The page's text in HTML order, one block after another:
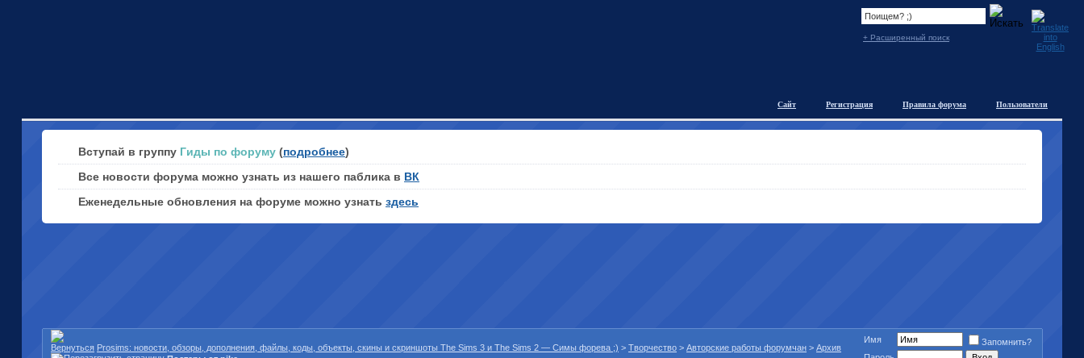
+ Расширенный поиск
Пользователи
Правила форума
Регистрация
Сайт
Вступай в группу Гиды по форуму (подробнее)
Все новости форума можно узнать из нашего паблика в ВК
Еженедельные обновления на форуме можно узнать здесь
Prosims: новости, обзоры, дополнения, файлы, коды, объекты, скины и скриншоты The Sims 3 и The Sims 2 — Симы форева ;) > Творчество > Авторские работы форумчан > Архив
Имя
Запомнить?